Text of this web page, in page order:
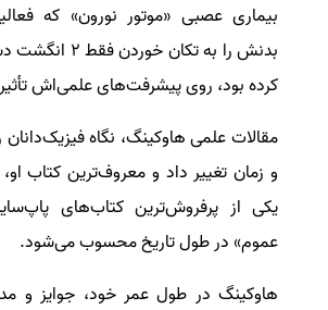
بیماری عصبی «موتور نورون» که
بدنش را به تکان
کرده بود، روی پیشرفت‌های علمی‌اش
مقالات علمی هاوکینگ، نگاه فیزیک‌دانان
و زمان تغییر داد و معروف‌ترین کتاب
یکی از پرفروش‌ترین کتاب‌های
عموم» در طول تاریخ محسوب می‌شود.
هاوکینگ در طول عمر خود، جوایز و